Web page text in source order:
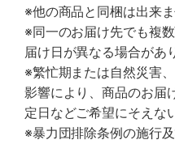
※他の商品と同梱は出来
※同一のお届け先でも複
届け日が異なる場合があ
※繁忙期または自然災害
影響により、商品のお届
定日などご希望にそえな
※暴力団排除条例の施行